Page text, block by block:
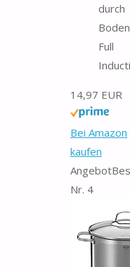
durch
Boden
Full
14,97 EUR
Bei Amazon
kaufen
Angebot
Nr. 4